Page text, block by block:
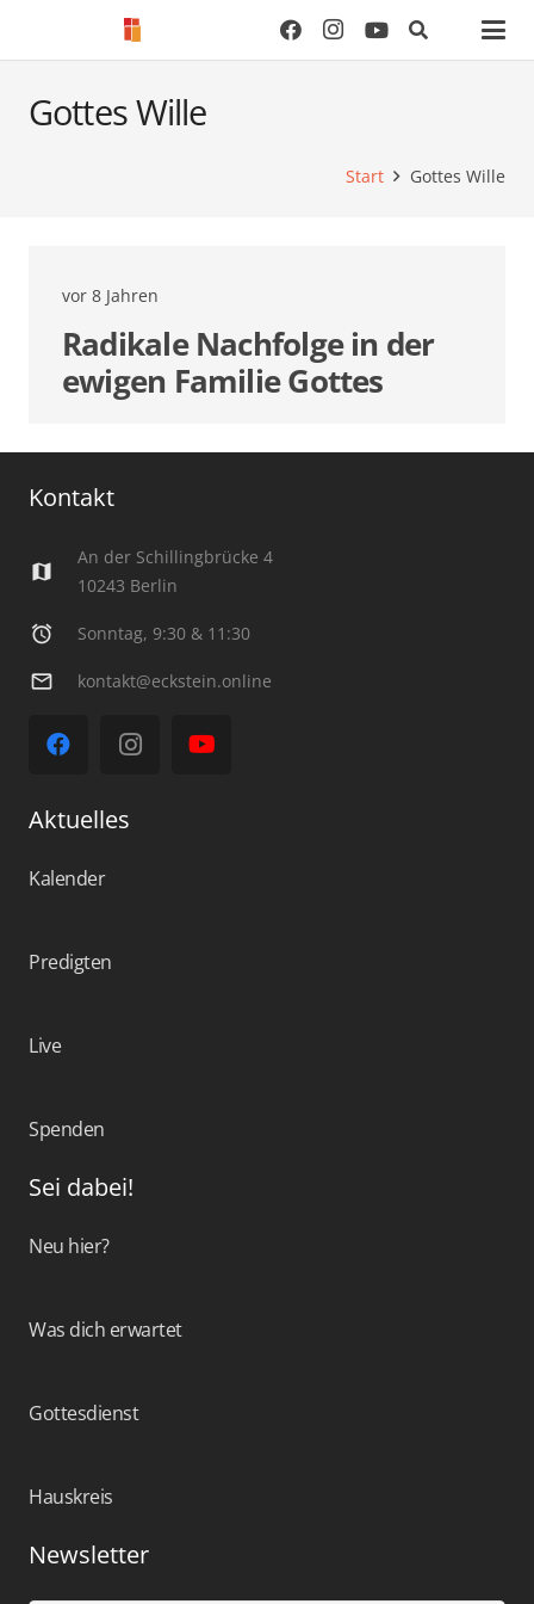
Gottes Wille
Start Gottes Wille
vor 8 Jahren
Radikale Nachfolge in der
ewigen Familie Gottes
Kontakt
map
An der Schillingbrücke 4
10243 Berlin
alarm Sonntag, 9:30 & 11:30
mail_outline kontakt@eckstein.online
Aktuelles
Kalender
Predigten
Live
Spenden
Sei dabei!
Neu hier?
Was dich erwartet
Gottesdienst
Hauskreis
Newsletter